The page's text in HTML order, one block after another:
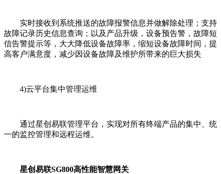
实时接收到系统推送的故障报警信息并做解除处理；支持
故障记录历史信息查询；以及产品升级，设备预告警，故障短
信告警提示等，大大降低设备故障率，缩短设备故障时间，提
高客户满意度，减少因设备故障及维护所带来的巨大损失
4)云平台集中管理运维
通过星创易联管理平台，实现对所有终端产品的集中、统
一的监控管理和远程运维。
星创易联SG800高性能智慧网关